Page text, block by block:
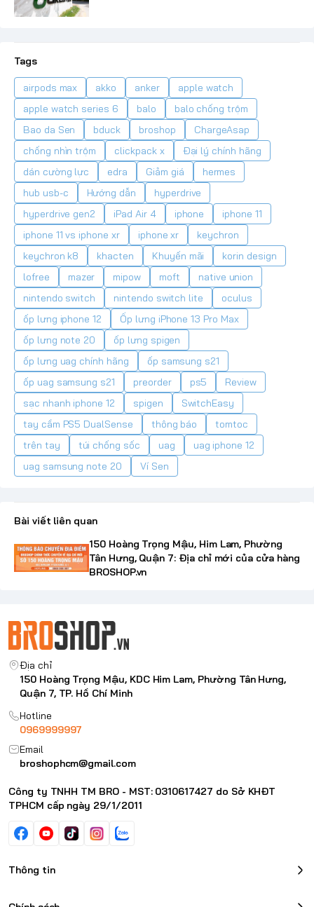
Tags
airpods max akko anker
apple watch
apple watch series 6
balo
balo chống trộm
Bao da Sen
bduck broshop
ChargeAsap
chống nhìn trộm
clickpack x
Đại lý chính hãng
dán cường lực
edra Giảm giá
hermes
hub usb-c
Hướng dẫn
hyperdrive
hyperdrive gen2
iPad Air 4 iphone
iphone 11
iphone 11 vs iphone xr
iphone xr
keychron
keychron k8
khacten Khuyến mãi
korin design
lofree
mazer mipow moft
native union
nintendo switch
nintendo switch lite
oculus
ốp lưng iphone 12
Ốp lưng iPhone 13 Pro Max
ốp lưng note 20
ốp lưng spigen
ốp lưng uag chính hãng
ốp samsung s21
ốp uag samsung s21
preorder ps5
Review
sạc nhanh iphone 12
spigen
SwitchEasy
tay cầm PS5 DualSense
thông báo
tomtoc
trên tay
túi chống sốc uag
uag iphone 12
uag samsung note 20
Ví Sen
Bài viết liên quan
150 Hoàng Trọng Mậu, Him Lam, Phường
Tân Hưng, Quận 7: Địa chỉ mới của cửa hàng
BROSHOP.vn
Địa chỉ
150 Hoàng Trọng Mậu, KDC Him Lam, Phường Tân Hưng,
Quận 7, TP. Hồ Chí Minh
Hotline
0969999997
Email
broshophcm@gmail.com
Công ty TNHH TM BRO - MST: 0310617427 do Sở KHĐT
TPHCM cấp ngày 29/1/2011
Thông tin